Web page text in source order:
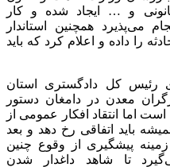
و … ایجاد شده و کار
می‌پذیرد همچنین استاندار
را داده و اعلام کرد که باید
رئیس کل دادگستری استان
معدن در دامغان دستور
اما انتقاد افکار عمومی از
باید اتفاقی رخ دهد و بعد
پیشگیری از وقوع چنین
تا شاهد داغدار شدن